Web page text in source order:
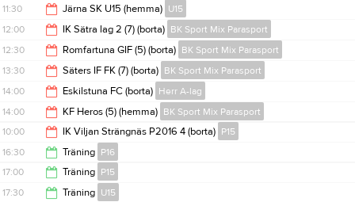
11:45
12:15
11:30 Järna SK U15 (hemma) U15
13:30
12:00 IK Sätra lag 2 (7) (borta) BK Sport Mix Parasport
13:00
12:30 Romfartuna GIF (5) (borta) BK Sport Mix Parasport
13:30
13:30 Säters IF FK (7) (borta) BK Sport Mix Parasport
14:30
14:00 Eskilstuna FC (borta) Herr A-lag
16:00
14:00 KF Heros (5) (hemma) BK Sport Mix Parasport
15:00
10:00 IK Viljan Strängnäs P2016 4 (borta) P15
11:15
16:30 Träning P16
18:00
17:00 Träning P15
17:30 Träning U15